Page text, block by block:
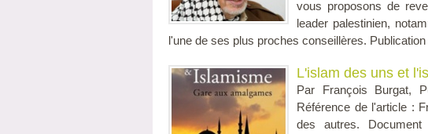
vous proposons de
leader palestinien,
l'une de ses plus proches conseillères.
L'islam des uns et
Par François Burgat,
Référence de l'article :
des autres.